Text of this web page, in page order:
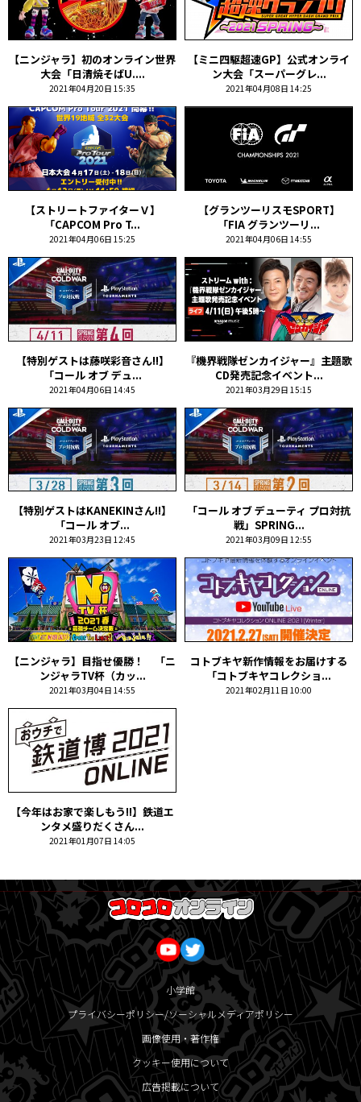
【ニンジャラ】初のオンライン世界
大会「日清焼そばU....
2021年04月20日 15:35
【ミニ四駆超速GP】公式オンライ
ン大会「スーパーグレ...
2021年04月08日 14:25
【ストリートファイターＶ】
「CAPCOM Pro T...
2021年04月06日 15:25
【グランツーリスモSPORT】
「FIA グランツーリ...
2021年04月06日 14:55
【特別ゲストは藤咲彩音さん!!】
「コール オブ デュ...
2021年04月06日 14:45
『機界戦隊ゼンカイジャー』主題歌
CD発売記念イベント...
2021年03月29日 15:15
【特別ゲストはKANEKINさん!!】
「コール オブ...
2021年03月23日 12:45
「コール オブ デューティ プロ対抗
戦」SPRING...
2021年03月09日 12:55
【ニンジャラ】目指せ優勝！ 「ニ
ンジャラTV杯（カッ...
2021年03月04日 14:55
コトブキヤ新作情報をお届けする
「コトブキヤコレクショ...
2021年02月11日 10:00
【今年はお家で楽しもう!!】鉄道エ
ンタメ盛りだくさん...
2021年01月07日 14:05
小学館
プライバシーポリシー/ソーシャルメディアポリシー
画像使用・著作権
クッキー使用について
広告掲載について